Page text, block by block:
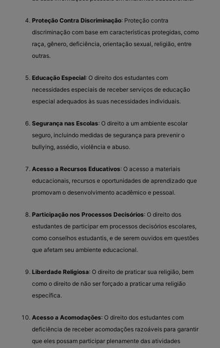
Proteção Contra Discriminação: Proteção contra
discriminação com base em características protegidas, como
raça, gênero, deficiência, orientação sexual, religião, entre
outras.
Educação Especial: O direito dos estudantes com
necessidades especiais de receber serviços de educação
especial adequados às suas necessidades individuais.
Segurança nas Escolas: O direito a um ambiente escolar
seguro, incluindo medidas de segurança para prevenir o
bullying, assédio, violência e abuso.
Acesso a Recursos Educativos: O acesso a materiais
educacionais, recursos e oportunidades de aprendizado que
promovam o desenvolvimento acadêmico e pessoal.
Participação nos Processos Decisórios: O direito dos
estudantes de participar em processos decisórios escolares,
como conselhos estudantis, e de serem ouvidos em questões
que afetam seu ambiente educacional.
Liberdade Religiosa: O direito de praticar sua religião, bem
como o direito de não ser forçado a praticar uma religião
específica.
Acesso a Acomodações: O direito dos estudantes com
deficiência de receber acomodações razoáveis para garantir
que eles possam participar plenamente das atividades